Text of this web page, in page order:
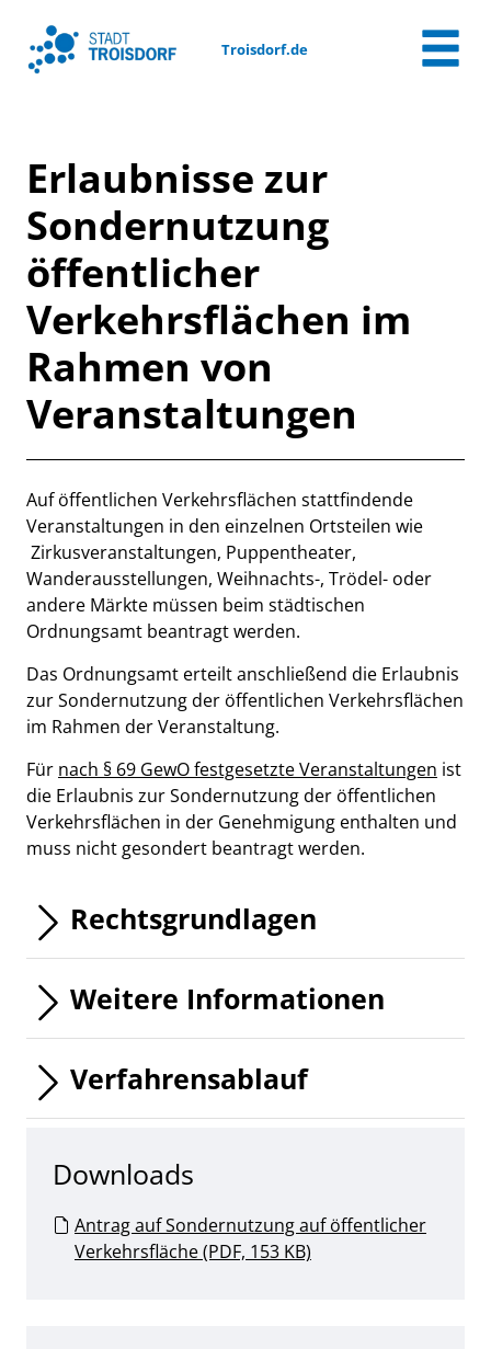
Zum Hauptinhalt springen
Troisdorf.de
Erlaubnisse zur
Sondernutzung
öffentlicher
Verkehrsflächen im
Rahmen von
Veranstaltungen
Beschreibung
Auf öffentlichen Verkehrsflächen stattfindende
Veranstaltungen in den einzelnen Ortsteilen wie
Zirkusveranstaltungen, Puppentheater,
Wanderausstellungen, Weihnachts-, Trödel- oder
andere Märkte müssen beim städtischen
Ordnungsamt beantragt werden.
Das Ordnungsamt erteilt anschließend die Erlaubnis
zur Sondernutzung der öffentlichen Verkehrsflächen
im Rahmen der Veranstaltung.
Für nach § 69 GewO festgesetzte Veranstaltungen ist
die Erlaubnis zur Sondernutzung der öffentlichen
Verkehrsflächen in der Genehmigung enthalten und
muss nicht gesondert beantragt werden.
Rechtsgrundlagen
Weitere Informationen
Verfahrensablauf
Downloads
Antrag auf Sondernutzung auf öffentlicher
Verkehrsfläche (PDF, 153 KB)